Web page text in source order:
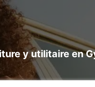
y utilitaire en